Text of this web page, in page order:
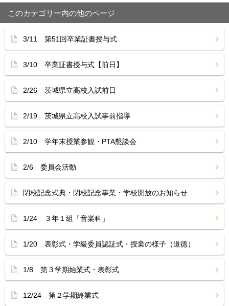
このカテゴリー内の他のページ
3/11 第51回卒業証書授与式
3/10 卒業証書授与式【前日】
2/26 茨城県立高校入試前日
2/19 茨城県立高校入試事前指導
2/10 学年末授業参観・PTA懇談会
2/6 委員会活動
閉校記念式典・閉校記念事業・学校開放のお知らせ
1/24 ３年１組「音楽科」
1/20 表彰式・学級委員認証式・授業の様子（道徳）
1/8 第３学期始業式・表彰式
12/24 第２学期終業式